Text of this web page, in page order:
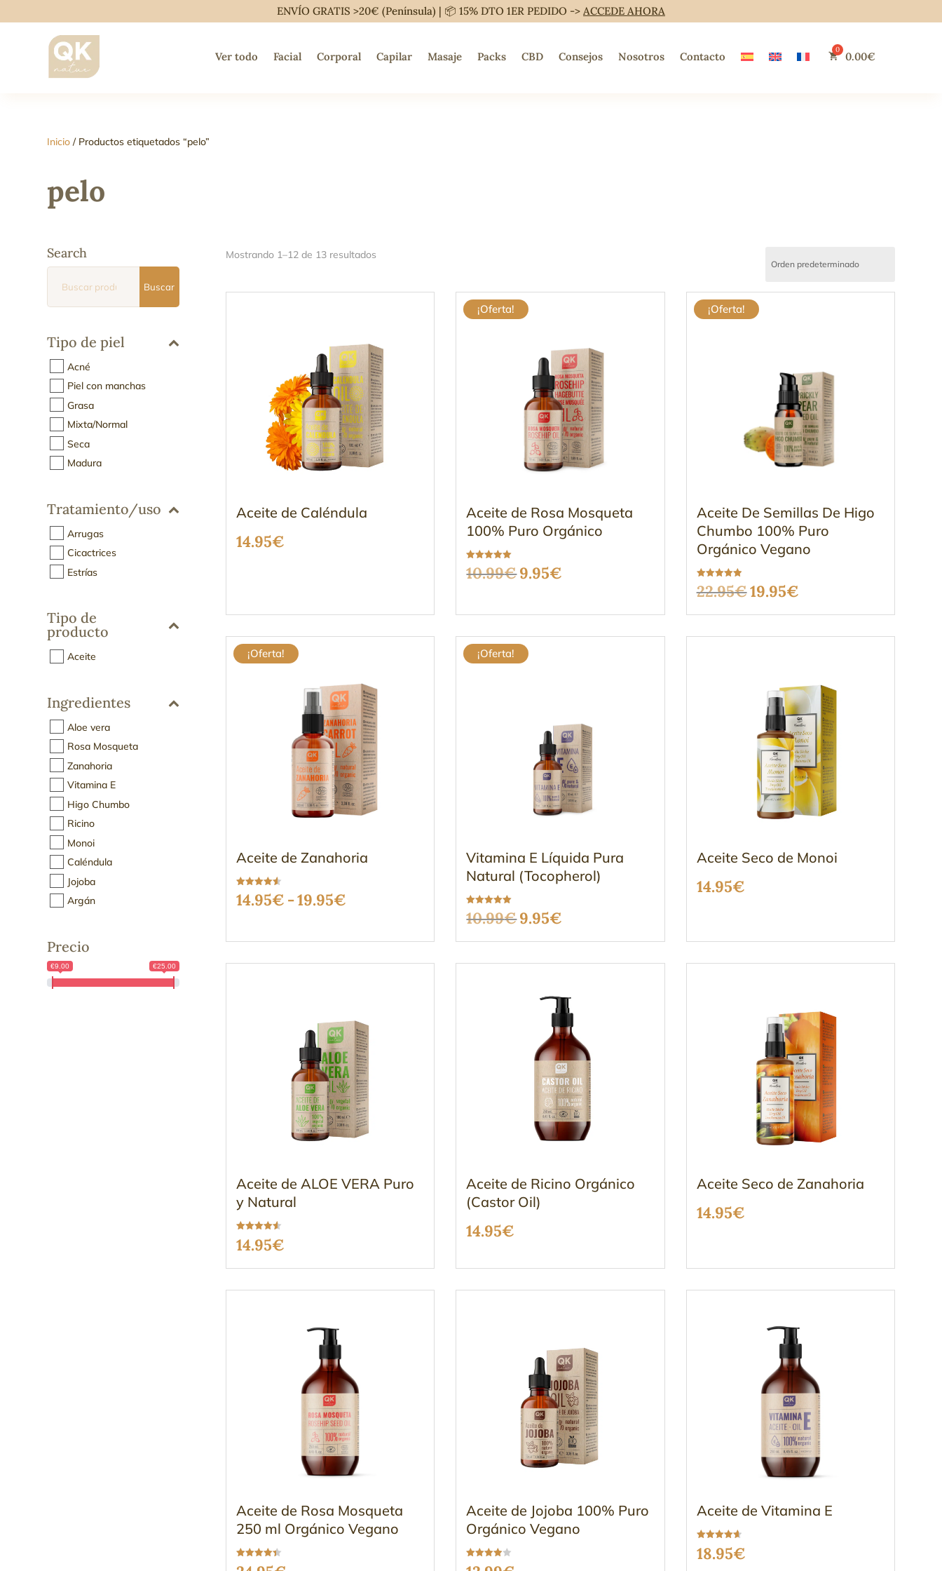
ENVÍO GRATIS >20€ (Península) | 📦 15% DTO 1ER PEDIDO -> ACCEDE AHORA
Ver todo Facial Corporal Capilar Masaje Packs CBD Consejos Nosotros Contacto 0.00€
Inicio / Productos etiquetados “pelo”
pelo
Search
por:
Buscar
Tipo de piel
Acné
Piel con manchas
Grasa
Mixta/Normal
Seca
Madura
Tratamiento/uso
Arrugas
Cicactrices
Estrías
Tipo de
producto
Aceite
Ingredientes
Aloe vera
Rosa Mosqueta
Zanahoria
Vitamina E
Higo Chumbo
Ricino
Monoi
Caléndula
Jojoba
Argán
Precio
€9.00 €25.00
Mostrando 1–12 de 13 resultados
Aceite de Caléndula
14.95€
¡Oferta!
Aceite de Rosa Mosqueta
100% Puro Orgánico
Valorado
con
10.99€El
era:
9.95€
¡Oferta!
Aceite De Semillas De Higo
Chumbo 100% Puro
Orgánico Vegano
Valorado
con
22.95€El
precio
original
22.95€.
19.95€El
precio
actual
19.95€.
¡Oferta!
Aceite de Zanahoria
Valorado
con
14.95€ -19.95€
hasta
19.95€
¡Oferta!
Vitamina E Líquida Pura
Natural (Tocopherol)
Valorado
con
10.99€El
precio
original
era:
10.99€.
9.95€
precio
actual
es:
9.95€.
Aceite Seco de Monoi
14.95€
Aceite de ALOE VERA Puro
y Natural
Valorado
con
14.95€
Aceite de Ricino Orgánico
(Castor Oil)
14.95€
Aceite Seco de Zanahoria
14.95€
Aceite de Rosa Mosqueta
250 ml Orgánico Vegano
Valorado
Aceite de Jojoba 100% Puro
Orgánico Vegano
Valorado
Aceite de Vitamina E
Valorado
con
18.95€